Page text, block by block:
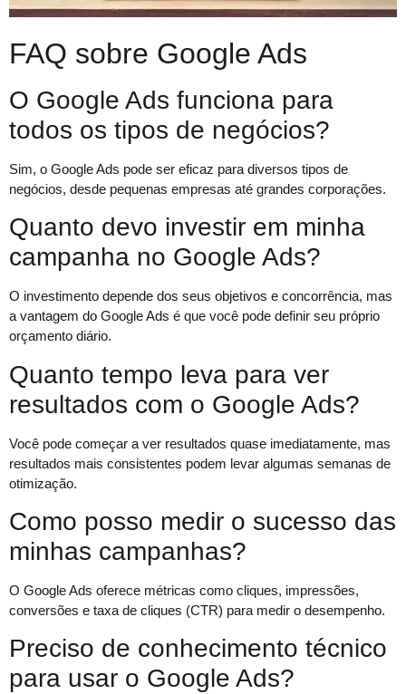
FAQ sobre Google Ads
O Google Ads funciona para
todos os tipos de negócios?
Sim, o Google Ads pode ser eficaz para diversos tipos de
negócios, desde pequenas empresas até grandes corporações.
Quanto devo investir em minha
campanha no Google Ads?
O investimento depende dos seus objetivos e concorrência, mas
a vantagem do Google Ads é que você pode definir seu próprio
orçamento diário.
Quanto tempo leva para ver
resultados com o Google Ads?
Você pode começar a ver resultados quase imediatamente, mas
resultados mais consistentes podem levar algumas semanas de
otimização.
Como posso medir o sucesso das
minhas campanhas?
O Google Ads oferece métricas como cliques, impressões,
conversões e taxa de cliques (CTR) para medir o desempenho.
Preciso de conhecimento técnico
para usar o Google Ads?